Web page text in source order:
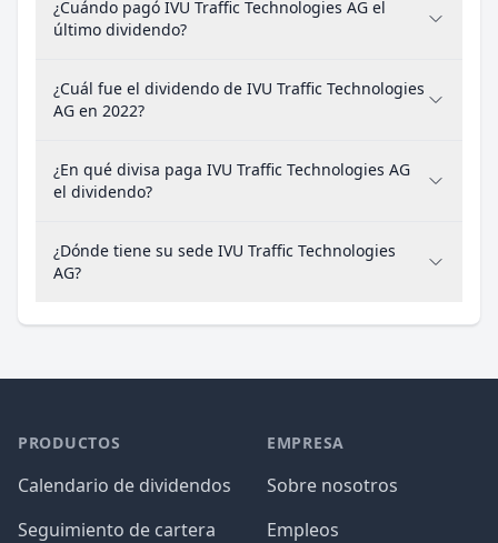
¿Cuándo pagó IVU Traffic Technologies AG el
último dividendo?
¿Cuál fue el dividendo de IVU Traffic Technologies
AG en 2022?
¿En qué divisa paga IVU Traffic Technologies AG
el dividendo?
¿Dónde tiene su sede IVU Traffic Technologies
AG?
PRODUCTOS
Calendario de dividendos
Seguimiento de cartera
EMPRESA
Sobre nosotros
Empleos